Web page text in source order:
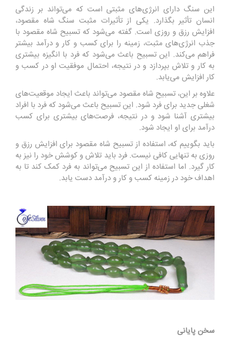
این سنگ دارای انرژی‌های مثبتی است که می‌تواند بر زندگی
انسان تأثیر بگذارد. یکی از تأثیرات مثبت سنگ شاه مقصود،
افزایش رزق و روزی است. گفته می‌شود که تسبیح شاه مقصود با
جذب انرژی‌های مثبت، زمینه را برای کسب و کار و درآمد بیشتر
فراهم می‌کند. این تسبیح باعث می‌شود که فرد با انگیزه بیشتری
به کار و تلاش بپردازد و در نتیجه، احتمال موفقیت او در کسب و
کار افزایش می‌یابد.
علاوه بر این، تسبیح شاه مقصود می‌تواند باعث ایجاد موقعیت‌های
شغلی جدید برای فرد شود. این تسبیح باعث می‌شود که فرد با افراد
بیشتری آشنا شود و در نتیجه، فرصت‌های بیشتری برای کسب
درآمد برای او ایجاد شود.
باید بگوییم که، استفاده از تسبیح شاه مقصود برای افزایش رزق و
روزی به تنهایی کافی نیست. فرد باید تلاش و کوشش خود را نیز به
کار گیرد. اما استفاده از این تسبیح می‌تواند به فرد کمک کند تا به
اهداف خود در زمینه کسب و کار و درآمد دست یابد.
سخن پایانی